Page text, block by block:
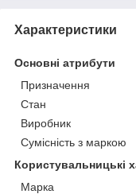
Характеристики
Основні атрибути
Призначення
Стан
Виробник
Сумісність з маркою
Користувальницькі
Марка